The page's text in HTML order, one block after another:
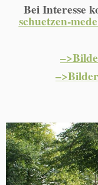
Bei Interesse
schuetzen-